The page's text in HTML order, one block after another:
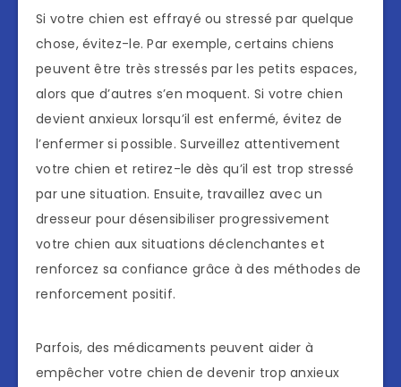
Si votre chien est effrayé ou stressé par quelque
chose, évitez-le. Par exemple, certains chiens
peuvent être très stressés par les petits espaces,
alors que d’autres s’en moquent. Si votre chien
devient anxieux lorsqu’il est enfermé, évitez de
l’enfermer si possible. Surveillez attentivement
votre chien et retirez-le dès qu’il est trop stressé
par une situation. Ensuite, travaillez avec un
dresseur pour désensibiliser progressivement
votre chien aux situations déclenchantes et
renforcez sa confiance grâce à des méthodes de
renforcement positif.
Parfois, des médicaments peuvent aider à
empêcher votre chien de devenir trop anxieux